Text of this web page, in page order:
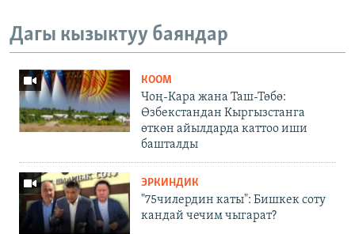
Дагы кызыктуу баяндар
КООМ
Чоң-Кара жана Таш-Төбө:
Өзбекстандан Кыргызстанга
өткөн айылдарда каттоо иши
башталды
ЭРКИНДИК
"75чилердин каты": Бишкек соту
кандай чечим чыгарат?